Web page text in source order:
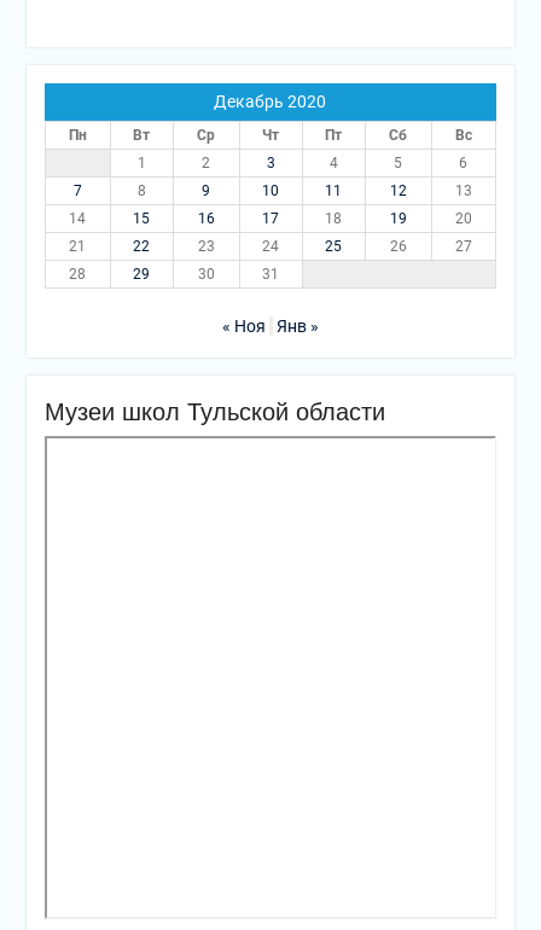
Декабрь 2020
Пн Вт Ср Чт Пт Сб
Вс
1
2 3 4 5
6
7
8 9 10 11 12
13
14
15 16 17 18 19
20
21
22 23 24 25 26
27
28
29 30 31
« Ноя Янв »
Музеи школ Тульской области